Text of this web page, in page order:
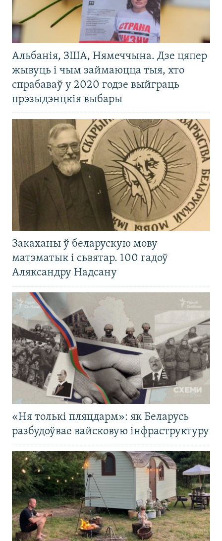
Альбанія, ЗША, Нямеччына. Дзе цяпер
жывуць і чым займаюцца тыя, хто
спрабаваў у 2020 годзе выйграць
прэзыдэнцкія выбары
Закаханы ў беларускую мову
матэматык і сьвятар. 100 гадоў
Аляксандру Надсану
«Ня толькі пляцдарм»: як Беларусь
разбудоўвае вайсковую інфраструктуру